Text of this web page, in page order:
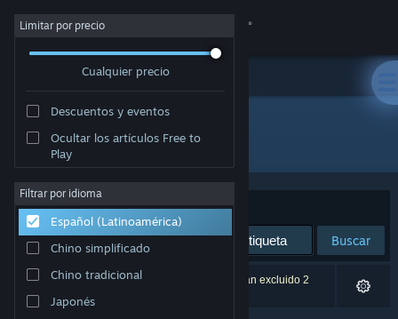
Iniciar sesión
Acerca de
Soporte
Cambiar idioma
Obtener la aplicación de Steam Mobile
Limitar por precio
Cualquier precio
Descuentos y eventos
Ocultar los artículos Free to
Play
Filtrar por idioma
Español (Latinoamérica)
Chino simplificado
Chino tradicional
Japonés
Desarrollador: Michail Ostrowski
Ordenar por Relevancia
Buscar
0 resultado(s) coinciden con la búsqueda. Se han excluido 2
títulos según tus preferencias.